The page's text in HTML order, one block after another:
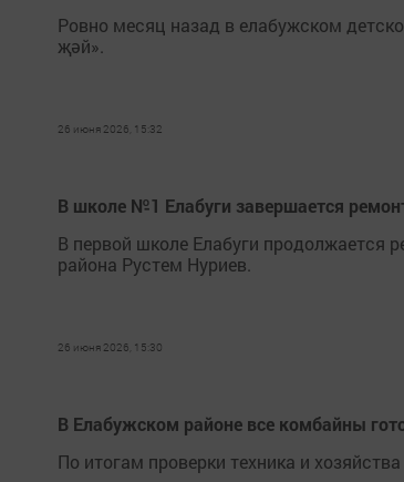
Ровно месяц назад в елабужском
җәй».
26 июня 2026, 15:32
В школе №1 Елабуги завершается
В первой школе Елабуги продолжается
района Рустем Нуриев.
26 июня 2026, 15:30
В Елабужском районе все комбайны
По итогам проверки техника и